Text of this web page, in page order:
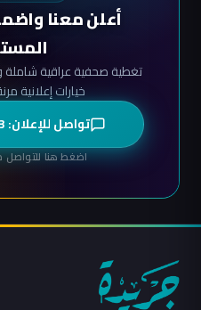
أعلن معنا
تغطية صحفية عراقية شاملة
خيارات إعلانية
تواصل للإعلان: 009647700526853
اضغط هنا للتواصل